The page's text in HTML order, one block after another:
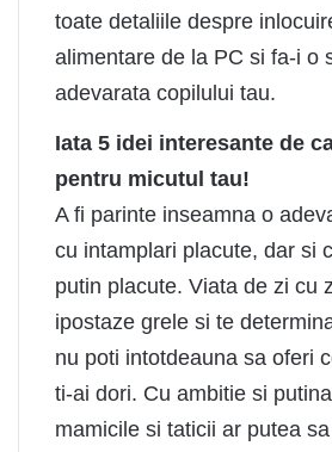
toate detaliile despre
alimentare de la PC si fa-i o
adevarata copilului tau.
Iata 5 idei interesante de
pentru micutul tau!
A fi parinte inseamna o
cu intamplari placute, dar si
putin placute. Viata de zi cu
ipostaze grele si te
nu poti intotdeauna sa oferi
ti-ai dori. Cu ambitie si
mamicile si taticii ar putea